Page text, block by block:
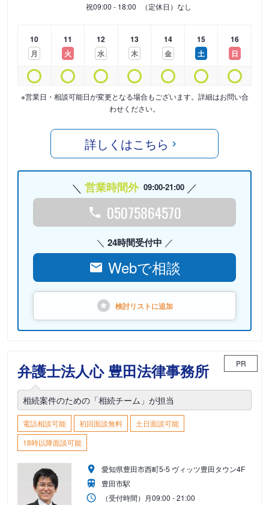
祝09:00 - 18:00 （定休日）なし
10
月
11
火
12
水
13
木
14
金
15
土
16
日
※営業日・相談可能日が変更となる場合もございます。詳細はお問い合
わせください。
詳しくはこちら
営業時間外 09:00-21:00
05075864570
24時間受付中
Webで相談
検討リストに追加
弁護士法人心 豊田法律事務所 PR
相続案件のための「相続チーム」が担当
電話相談可能 初回面談無料
土日面談可能
18時以降面談可能
愛知県豊田市西町5-5 ヴィッツ豊田タウン4F
豊田市駅
（受付時間） 月09:00 - 21:00